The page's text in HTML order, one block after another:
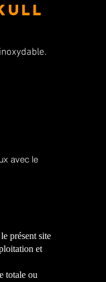
avec le
présent site
et
totale ou